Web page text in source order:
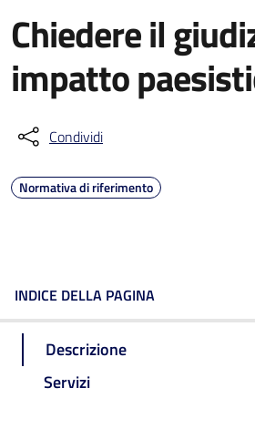
Chiedere il
impatto
Condividi
Normativa di riferimento
INDICE DELLA PAGINA
Descrizione
Servizi